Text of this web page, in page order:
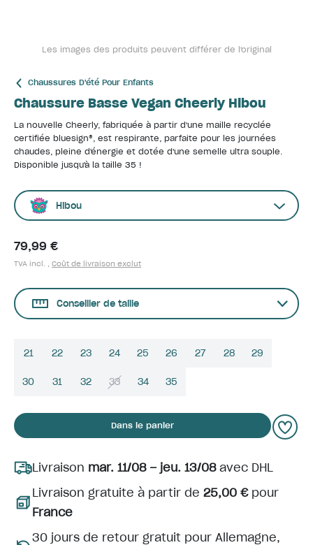
Les images des produits peuvent différer de l'original
Chaussures D'été Pour Enfants
Chaussure Basse Vegan Cheerly Hibou
La nouvelle Cheerly, fabriquée à partir d'une maille recyclée
certifiée bluesign®, est respirante, parfaite pour les journées
chaudes, pleine d'énergie et dotée d'une semelle ultra souple.
Disponible jusqu'à la taille 35 !
Hibou
79,99 €
TVA incl. , Coût de livraison exclut
Conseiller de taille
21 22 23 24 25 26 27 28 29
30 31 32 33 34 35
Dans le panier
Livraison mar. 11/08 – jeu. 13/08avec DHL
Livraison gratuite à partir de 25,00 €pour
France
30 jours de retour gratuit pour Allemagne,